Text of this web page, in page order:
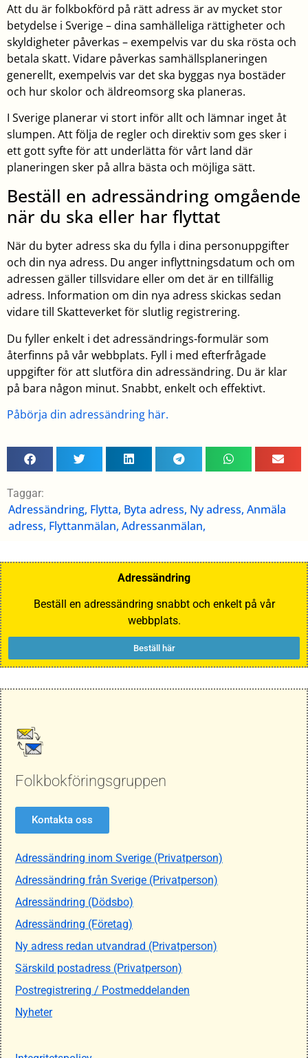
Att du är folkbokförd på rätt adress är av mycket stor
betydelse i Sverige – dina samhälleliga rättigheter och
skyldigheter påverkas – exempelvis var du ska rösta och
betala skatt. Vidare påverkas samhällsplaneringen
generellt, exempelvis var det ska byggas nya bostäder
och hur skolor och äldreomsorg ska planeras.
I Sverige planerar vi stort inför allt och lämnar inget åt
slumpen. Att följa de regler och direktiv som ges sker i
ett gott syfte för att underlätta för vårt land där
planeringen sker på allra bästa och möjliga sätt.
Beställ en adressändring omgående
när du ska eller har flyttat
När du byter adress ska du fylla i dina personuppgifter
och din nya adress. Du anger inflyttningsdatum och om
adressen gäller tillsvidare eller om det är en tillfällig
adress. Information om din nya adress skickas sedan
vidare till Skatteverket för slutlig registrering.
Du fyller enkelt i det adressändrings-formulär som
återfinns på vår webbplats. Fyll i med efterfrågade
uppgifter för att slutföra din adressändring. Du är klar
på bara någon minut. Snabbt, enkelt och effektivt.
Påbörja din adressändring här.
Taggar:
Adressändring, Flytta, Byta adress, Ny adress, Anmäla
adress, Flyttanmälan, Adressanmälan,
Adressändring
Beställ en adressändring snabbt och enkelt på vår
webbplats.
Beställ här
Folkbokföringsgruppen
Kontakta oss
Adressändring inom Sverige (Privatperson)
Adressändring från Sverige (Privatperson)
Adressändring (Dödsbo)
Adressändring (Företag)
Ny adress redan utvandrad (Privatperson)
Särskild postadress (Privatperson)
Postregistrering / Postmeddelanden
Nyheter